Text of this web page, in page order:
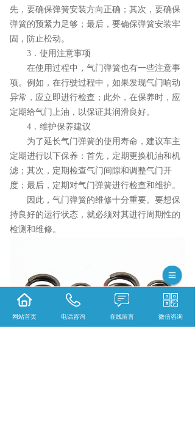
先，要确保弹簧安装方向正确；其次，要确保
弹簧的预紧力足够；最后，要确保弹簧安装牢
固，防止松动。
3．使用注意事项
在使用过程中，气门弹簧也有一些注意事
项。例如，在行驶过程中，如果发现气门响动
异常，应立即进行检查；此外，在保养时，应
定期给气门上油，以保证其润滑良好。
4．维护保养建议
为了延长气门弹簧的使用寿命，建议车主
定期进行以下保养：首先，定期更换机油和机
滤；其次，定期检查气门间隙和调整气门开
度；最后，定期对气门弹簧进行检查和维护。
因此，气门弹簧的维修十分重要。要想保
持良好的运行状态，就必须对其进行周期性的
检测和维修。
网站首页 电话咨询 在线留言 微信咨询